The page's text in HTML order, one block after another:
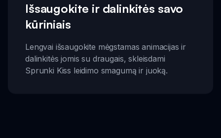
Išsaugokite ir dalinkitės savo
kūriniais
Lengvai išsaugokite mėgstamas animacijas ir
dalinkitės jomis su draugais, skleisdami
Sprunki Kiss leidimo smagumą ir juoką.